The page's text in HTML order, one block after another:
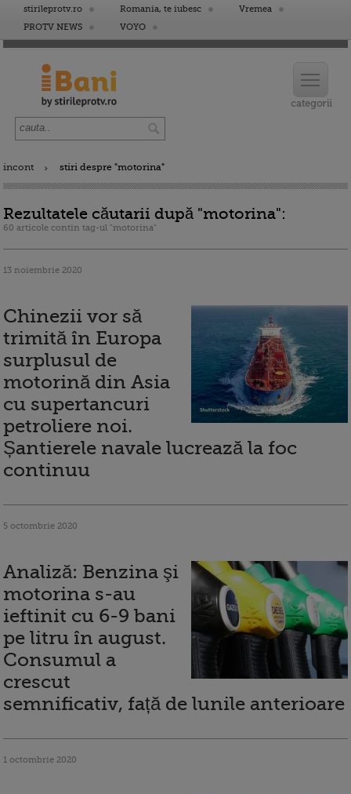
stirileprotv.ro Romania, te iubesc
Vremea
PROTV NEWS
VOYO
incont stiri despre "motorina"
Rezultatele căutarii după "motorina":
60 articole contin tag-ul "motorina"
13 noiembrie 2020
Chinezii vor să
trimită în Europa
surplusul de
motorină din Asia
cu supertancuri
petroliere noi.
Șantierele navale lucrează la foc
continuu
5 octombrie 2020
Analiză: Benzina şi
motorina s-au
ieftinit cu 6-9 bani
pe litru în august.
Consumul a
crescut
semnificativ, față de lunile anterioare
1 octombrie 2020